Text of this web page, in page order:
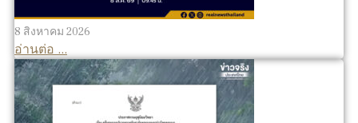
8 สิงหาคม 2026
อ่านต่อ ...